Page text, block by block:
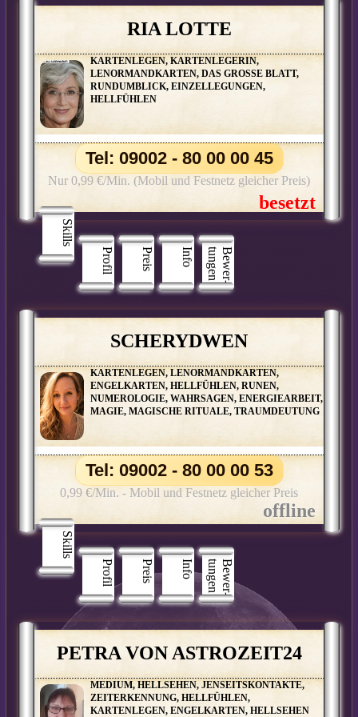
RIA LOTTE
KARTENLEGEN, KARTENLEGERIN,
LENORMANDKARTEN, DAS GROSSE BLATT,
RUNDUMBLICK, EINZELLEGUNGEN,
HELLFÜHLEN
Skills
Profil
Preis Info B
e
w
e
r
­
t
u
n
g
e
n
Tel: 09002 - 80 00 00 45
Nur 0,99 €/Min. (Mobil und Festnetz gleicher Preis)
SCHERYDWEN
KARTENLEGEN, LENORMANDKARTEN,
ENGELKARTEN, HELLFÜHLEN, RUNEN,
NUMEROLOGIE, WAHRSAGEN, ENERGIEARBEIT,
MAGIE, MAGISCHE RITUALE, TRAUMDEUTUNG
Skills
Profil
Preis Info B
e
w
e
r
­
t
u
n
g
e
n
Tel: 09002 - 80 00 00 53
0,99 €/Min. - Mobil und Festnetz gleicher Preis
PETRA VON ASTROZEIT24
MEDIUM, HELLSEHEN, JENSEITSKONTAKTE,
ZEITERKENNUNG, HELLFÜHLEN,
KARTENLEGEN, ENGELKARTEN, HELLSEHEN